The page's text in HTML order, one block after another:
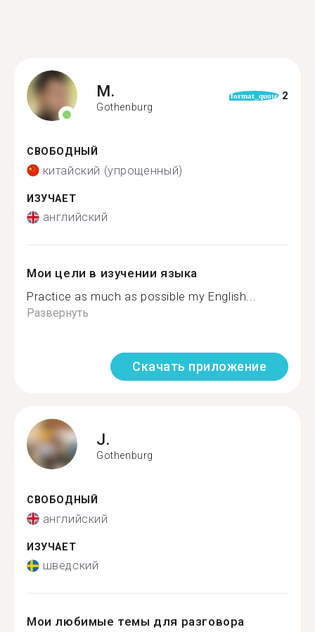
M.
Gothenburg
format_quote 2
СВОБОДНЫЙ
китайский (упрощенный)
ИЗУЧАЕТ
английский
Мои цели в изучении языка
Practice as much as possible my English...
Развернуть
Скачать приложение
J.
Gothenburg
СВОБОДНЫЙ
английский
ИЗУЧАЕТ
шведский
Мои любимые темы для разговора